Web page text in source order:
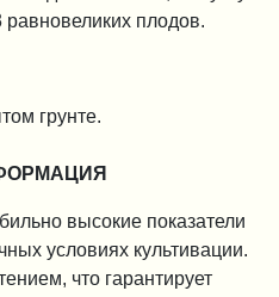
плодов.
грунте.
высокие показатели
условиях культивации.
что гарантирует